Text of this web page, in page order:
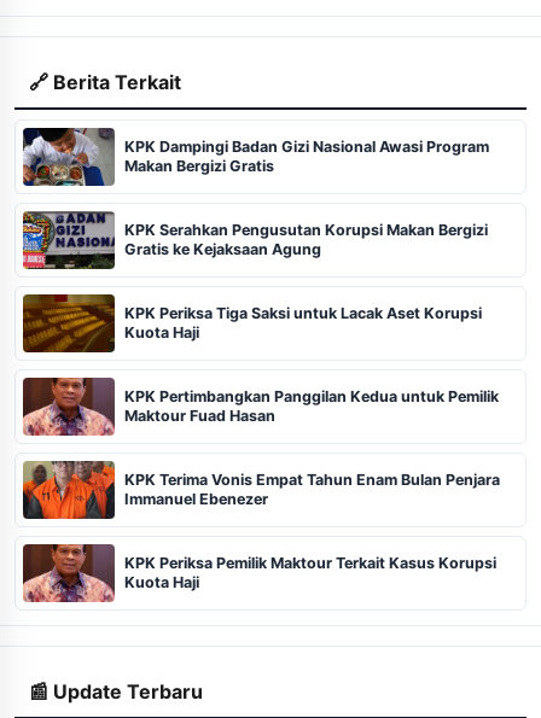
🔗 Berita Terkait
KPK Dampingi Badan Gizi Nasional Awasi Program
Makan Bergizi Gratis
KPK Serahkan Pengusutan Korupsi Makan Bergizi
Gratis ke Kejaksaan Agung
KPK Periksa Tiga Saksi untuk Lacak Aset Korupsi
Kuota Haji
KPK Pertimbangkan Panggilan Kedua untuk Pemilik
Maktour Fuad Hasan
KPK Terima Vonis Empat Tahun Enam Bulan Penjara
Immanuel Ebenezer
KPK Periksa Pemilik Maktour Terkait Kasus Korupsi
Kuota Haji
📰 Update Terbaru